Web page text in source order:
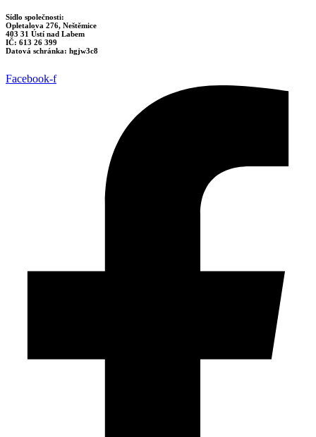
Sídlo společnosti:
Opletalova 276, Neštěmice
403 31 Ústí nad Labem
IČ: 613 26 399
Datová schránka: hgjw3c8
Facebook-f